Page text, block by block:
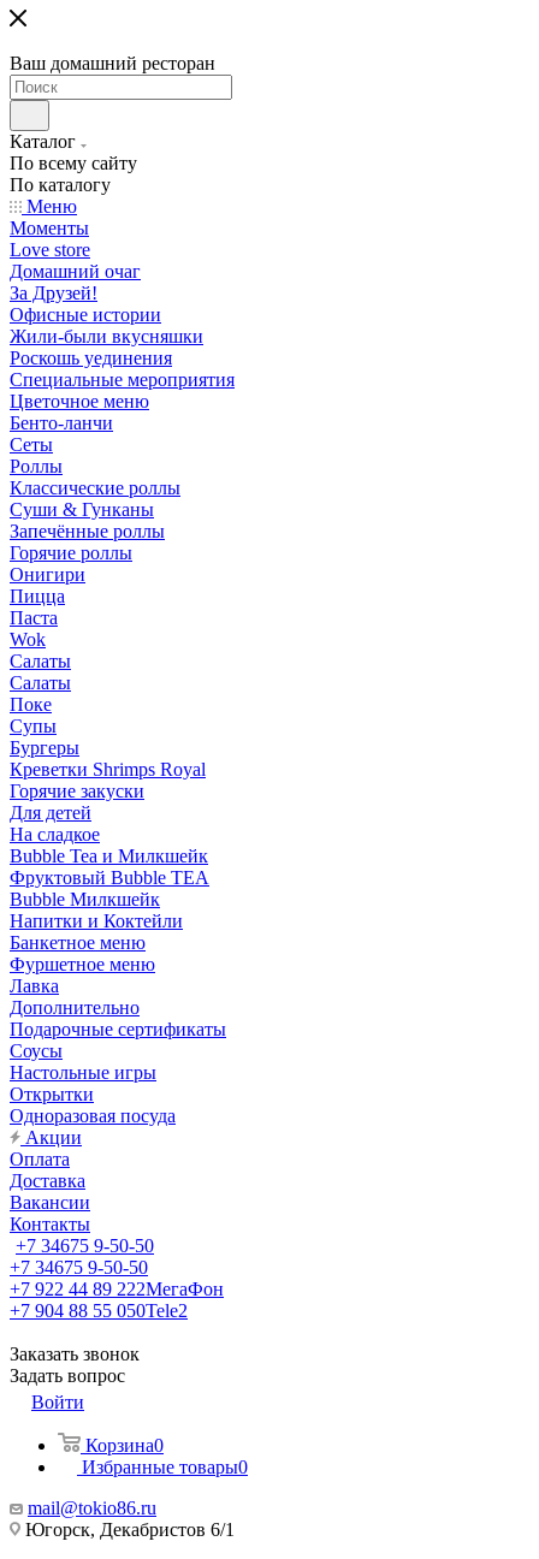
Ваш домашний ресторан
Каталог
По всему сайту
По каталогу
Меню
Моменты
Love store
Домашний очаг
За Друзей!
Офисные истории
Жили-были вкусняшки
Роскошь уединения
Специальные мероприятия
Цветочное меню
Бенто-ланчи
Сеты
Роллы
Классические роллы
Суши & Гунканы
Запечённые роллы
Горячие роллы
Онигири
Пицца
Паста
Wok
Салаты
Салаты
Поке
Супы
Бургеры
Креветки Shrimps Royal
Горячие закуски
Для детей
На сладкое
Bubble Tea и Милкшейк
Фруктовый Bubble TEA
Bubble Милкшейк
Напитки и Коктейли
Банкетное меню
Фуршетное меню
Лавка
Дополнительно
Подарочные сертификаты
Соусы
Настольные игры
Открытки
Одноразовая посуда
Акции
Оплата
Доставка
Вакансии
Контакты
+7 34675 9-50-50
+7 34675 9-50-50
+7 922 44 89 222МегаФон
+7 904 88 55 050Tele2
Заказать звонок
Задать вопрос
Войти
Корзина0
Избранные товары0
mail@tokio86.ru
Югорск, Декабристов 6/1